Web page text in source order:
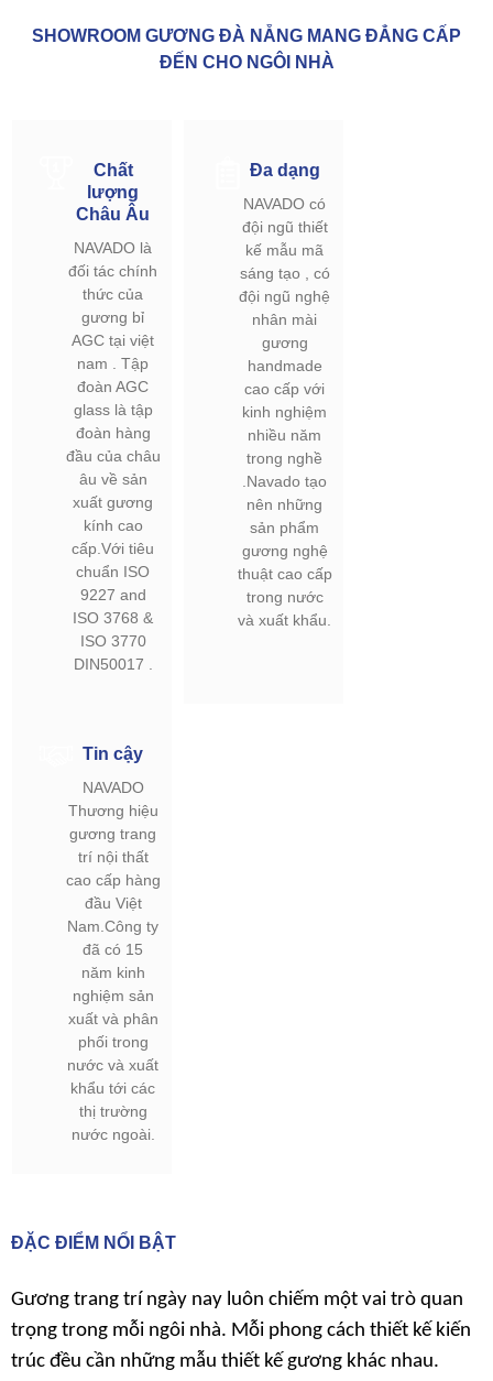
SHOWROOM GƯƠNG ĐÀ NẴNG MANG ĐẲNG CẤP
ĐẾN CHO NGÔI NHÀ
Chất
lượng
Châu Âu
NAVADO là
đối tác chính
thức của
gương bỉ
AGC tại việt
nam . Tập
đoàn AGC
glass là tập
đoàn hàng
đầu của châu
âu về sản
xuất gương
kính cao
cấp.Với tiêu
chuẩn ISO
9227 and
ISO 3768 &
ISO 3770
DIN50017 .
Đa dạng
NAVADO có
đội ngũ thiết
kế mẫu mã
sáng tạo , có
đội ngũ nghệ
nhân mài
gương
handmade
cao cấp với
kinh nghiệm
nhiều năm
trong nghề
.Navado tạo
nên những
sản phẩm
gương nghệ
thuật cao cấp
trong nước
và xuất khẩu.
Tin cậy
NAVADO
Thương hiệu
gương trang
trí nội thất
cao cấp hàng
đầu Việt
Nam.Công ty
đã có 15
năm kinh
nghiệm sản
xuất và phân
phối trong
nước và xuất
khẩu tới các
thị trường
nước ngoài.
ĐẶC ĐIỂM NỔI BẬT
Gương trang trí ngày nay luôn chiếm một vai trò quan
trọng trong mỗi ngôi nhà. Mỗi phong cách thiết kế kiến
trúc đều cần những mẫu thiết kế gương khác nhau.